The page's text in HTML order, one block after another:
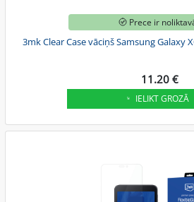
Prece ir
3mk Clear Case vāciņš Samsung Galaxy
11.20 €
IELIKT GROZĀ